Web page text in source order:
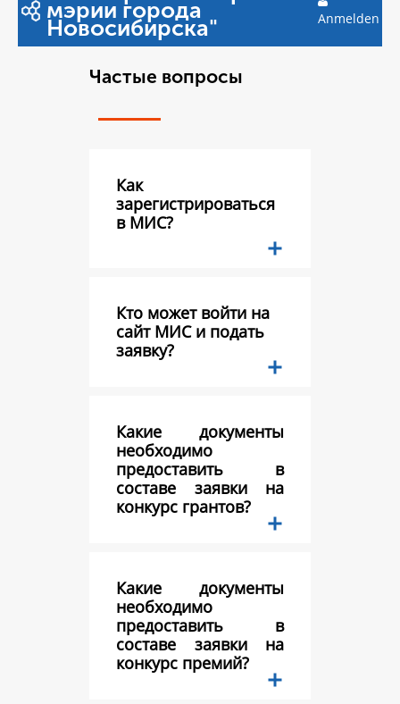
мэрии города
Новосибирска" Anmelden
Частые вопросы
Как
зарегистрироваться
в МИС?
Кто может войти на
сайт МИС и подать
заявку?
Какие документы
необходимо
предоставить в
составе заявки на
конкурс грантов?
Какие документы
необходимо
предоставить в
составе заявки на
конкурс премий?